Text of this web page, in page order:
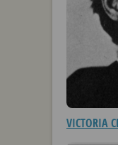
VICTORIA